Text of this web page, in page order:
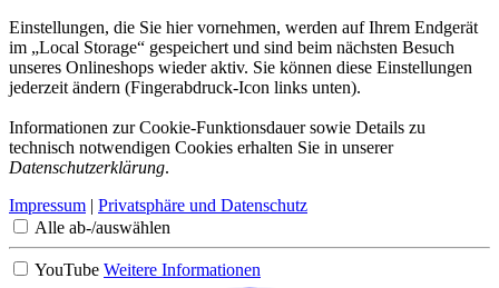
Einstellungen, die Sie hier vornehmen, werden auf Ihrem Endgerät
im „Local Storage“ gespeichert und sind beim nächsten Besuch
unseres Onlineshops wieder aktiv. Sie können diese Einstellungen
jederzeit ändern (Fingerabdruck-Icon links unten).
Informationen zur Cookie-Funktionsdauer sowie Details zu
technisch notwendigen Cookies erhalten Sie in unserer
Datenschutzerklärung.
Impressum | Privatsphäre und Datenschutz
Alle ab-/auswählen
YouTube Weitere Informationen